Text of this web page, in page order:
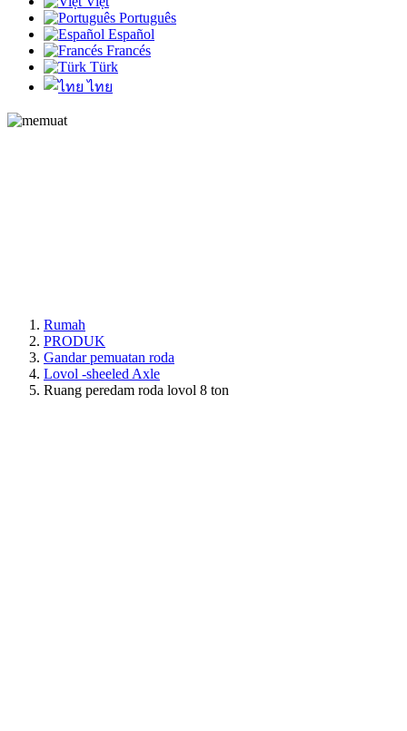
Português
Español
Francés
Türk
ไทย
Rumah
PRODUK
Gandar pemuatan roda
Lovol -sheeled Axle
Ruang peredam roda lovol 8 ton